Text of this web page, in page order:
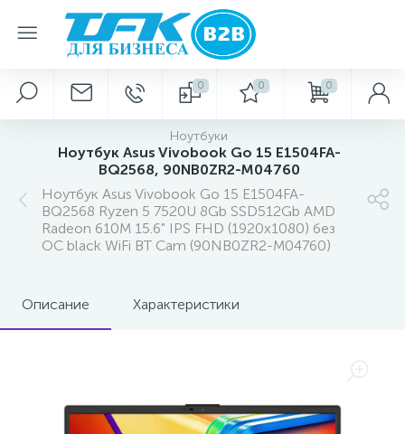
0 0 0
Ноутбуки
Ноутбук Asus Vivobook Go 15 E1504FA-
BQ2568, 90NB0ZR2-M04760
Ноутбук Asus Vivobook Go 15 E1504FA-
BQ2568 Ryzen 5 7520U 8Gb SSD512Gb AMD
Radeon 610M 15.6" IPS FHD (1920x1080) без
ОС black WiFi BT Cam (90NB0ZR2-M04760)
Описание Характеристики